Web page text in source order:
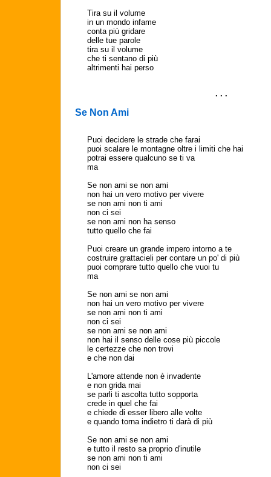
Tira su il volume
in un mondo infame
conta più gridare
delle tue parole
tira su il volume
che ti sentano di più
altrimenti hai perso
. . .
Se Non Ami
Puoi decidere le strade che farai
puoi scalare le montagne oltre i limiti che hai
potrai essere qualcuno se ti va
ma
Se non ami se non ami
non hai un vero motivo per vivere
se non ami non ti ami
non ci sei
se non ami non ha senso
tutto quello che fai
Puoi creare un grande impero intorno a te
costruire grattacieli per contare un po' di più
puoi comprare tutto quello che vuoi tu
ma
Se non ami se non ami
non hai un vero motivo per vivere
se non ami non ti ami
non ci sei
se non ami se non ami
non hai il senso delle cose più piccole
le certezze che non trovi
e che non dai
L'amore attende non è invadente
e non grida mai
se parli ti ascolta tutto sopporta
crede in quel che fai
e chiede di esser libero alle volte
e quando torna indietro ti darà di più
Se non ami se non ami
e tutto il resto sa proprio d'inutile
se non ami non ti ami
non ci sei